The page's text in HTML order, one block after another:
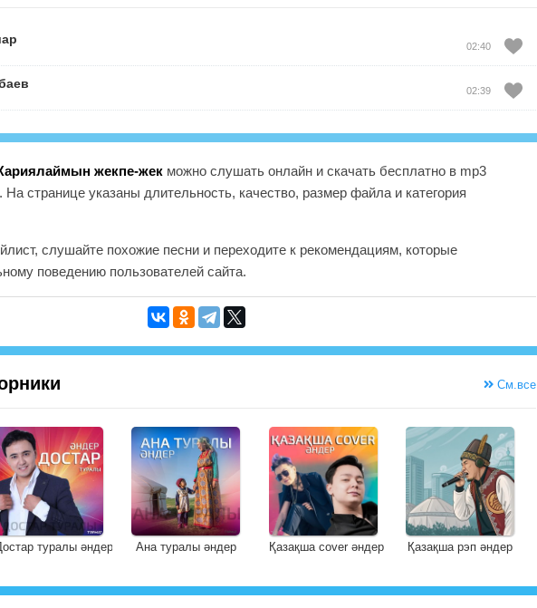
02:40
02:39
жекпе-жек можно слушать онлайн и скачать бесплатно в mp3
странице указаны длительность, качество, размер файла и категория
слушайте похожие песни и переходите к рекомендациям, которые
поведению пользователей сайта.
См.все
туралы әндер Ана туралы әндер Қазақша cover әндер Қазақша рэп әндер